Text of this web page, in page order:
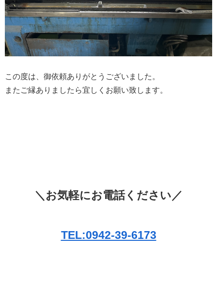
この度は、御依頼ありがとうございました。
またご縁ありましたら宜しくお願い致します。
＼お気軽にお電話ください／
TEL:0942-39-6173